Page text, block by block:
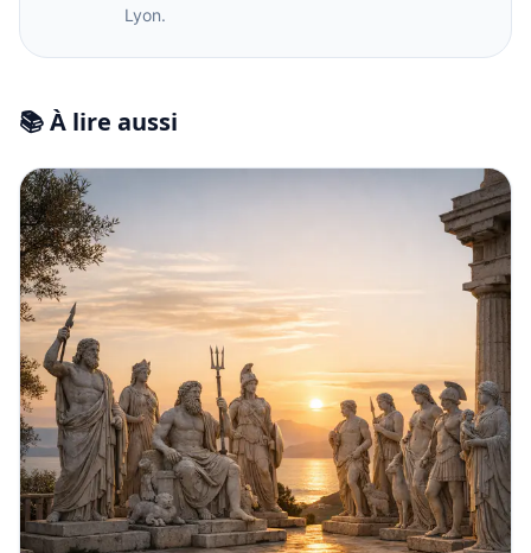
Lyon.
📚 À lire aussi